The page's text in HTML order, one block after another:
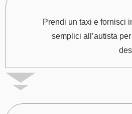
Prendi un taxi e fornisci
semplici all’autista